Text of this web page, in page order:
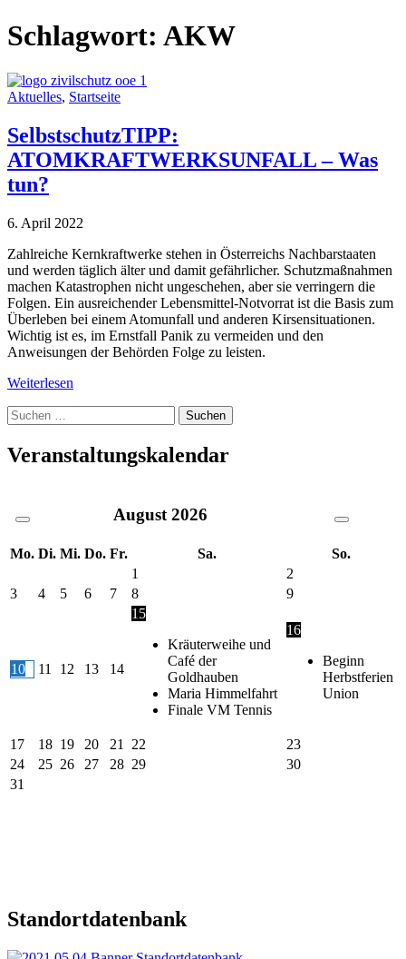
Schlagwort: AKW
Aktuelles, Startseite
SelbstschutzTIPP:
ATOMKRAFTWERKSUNFALL – Was
tun?
6. April 2022
Zahlreiche Kernkraftwerke stehen in Österreichs Nachbarstaaten
und werden täglich älter und damit gefährlicher. Schutzmaßnahmen
machen Katastrophen nicht ungeschehen, aber sie verringern die
Folgen. Ein ausreichender Lebensmittel-Notvorrat ist die Basis zum
Überleben bei einem Atomunfall und anderen Kirsensituationen.
Wichtig ist es, im Ernstfall Panik zu vermeiden und den
Anweisungen der Behörden Folge zu leisten.
Weiterlesen
Suche
nach:
Veranstaltungskalendar
August 2026
Mo. Di. Mi. Do. Fr. Sa.
So.
1
2
3
4 5 6 7 8 9
10 11 12 13 14
15
Kräuterweihe und
Café der
Goldhauben
Maria Himmelfahrt
Finale VM Tennis
16
Beginn
Herbstferien
Union
17 18 19 20 21 22
23
24
25 26 27 28 29
30
31
Standortdatenbank